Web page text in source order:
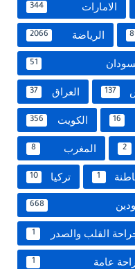
الامارات 344
الرياضة 2066
51
137 العراق 37
16 الكويت 356
2 المغرب 8
1 تركيا 10
668
القلب والصدر 1
عامة 1